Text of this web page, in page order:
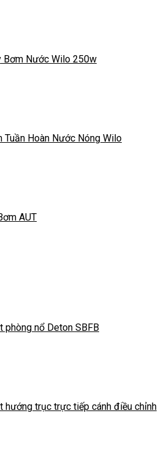
Bơm Nước Wilo 250w
Tuần Hoàn Nước Nóng Wilo
AUT
phòng nổ Deton SBFB
hướng trục trực tiếp cánh điều chỉnh